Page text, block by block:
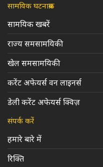
सामयिक घटनाक्रम
सामयिक खबरें
राज्य समसामयिकी
खेल समसामयिकी
करेंट अफेयर्स वन लाइनर्स
डेली करेंट अफेयर्स क्विज़
संपर्क करें
हमारे बारे में
रिक्ति